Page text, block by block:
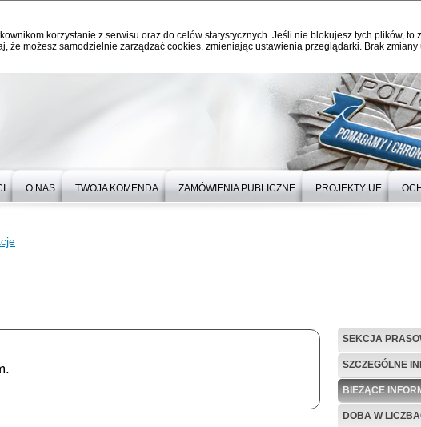
korzystanie z serwisu oraz do celów statystycznych. Jeśli nie blokujesz tych plików, to
że możesz samodzielnie zarządzać cookies, zmieniając ustawienia przeglądarki. Brak
O NAS TWOJA KOMENDA ZAMÓWIENIA PUBLICZNE PROJEKTY UE
SEKCJA
SZCZEGÓLNE
BIEŻĄCE
DOBA W